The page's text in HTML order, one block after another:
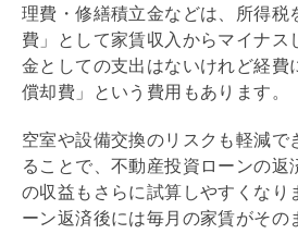
理費 ・修繕積立金などは、所得税
費」として家賃収入からマイナス
金としての支出はないけれど経費
償却費」という費用もあります。
空室や設備交換のリスクも軽減で
ることで、不動産投資ローンの返
の収益もさらに試算しやすくなり
ーン返済後には毎月の家賃がその